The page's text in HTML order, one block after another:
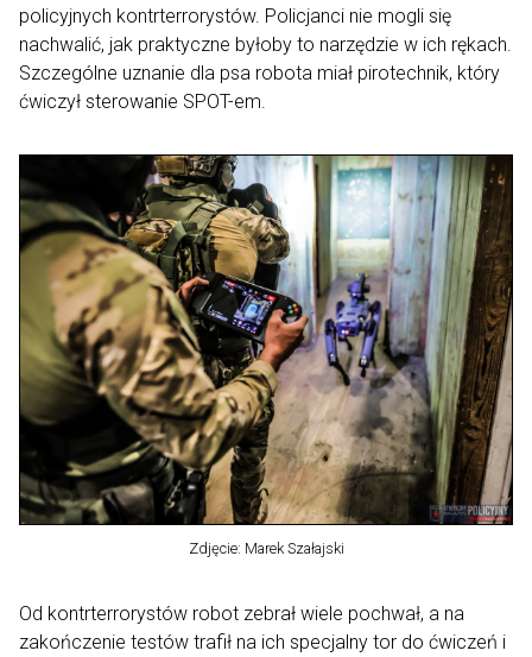
policyjnych kontrterrorystów. Policjanci nie mogli się
nachwalić, jak praktyczne byłoby to narzędzie w ich rękach.
Szczególne uznanie dla psa robota miał pirotechnik, który
ćwiczył sterowanie SPOT-em.
Zdjęcie: Marek Szałajski
Od kontrterrorystów robot zebrał wiele pochwał, a na
zakończenie testów trafił na ich specjalny tor do ćwiczeń i